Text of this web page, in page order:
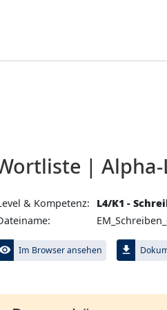
|
& Kompetenz:
L4/K1 -
visibility Im Browser ansehen file_download